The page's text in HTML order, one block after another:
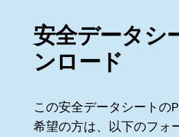
安全データシ
ンロード
この安全データシートの
希望の方は、以下のフォ